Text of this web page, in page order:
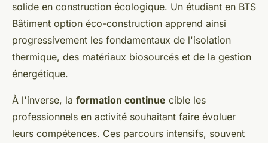
solide en construction écologique. Un étudiant en BTS
Bâtiment option éco-construction apprend ainsi
progressivement les fondamentaux de l'isolation
thermique, des matériaux biosourcés et de la gestion
énergétique.
À l'inverse, la formation continue cible les
professionnels en activité souhaitant faire évoluer
leurs compétences. Ces parcours intensifs, souvent